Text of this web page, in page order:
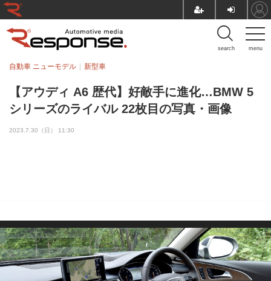
menu
search
【アウディ A6 歴代】好敵手に進化…BMW 5
シリーズのライバル 22枚目の写真・画像
自動車 ニューモデル 新型車
2023.7.30（日） 11:30